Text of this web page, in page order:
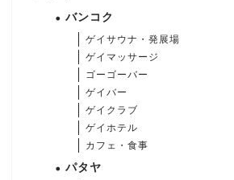
バンコク
ゲイサウナ・発展場
ゲイマッサージ
ゴーゴーバー
ゲイバー
ゲイクラブ
ゲイホテル
カフェ・食事
パタヤ